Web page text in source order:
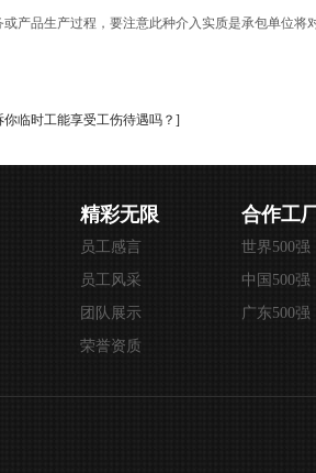
产品生产过程，要注意此种介入实质是承包单位
临时工能享受工伤待遇吗？]
精彩无限
员工感言
员工风采
团队展示
荣誉资质
合作工
世界500强
中国500强
广东500强